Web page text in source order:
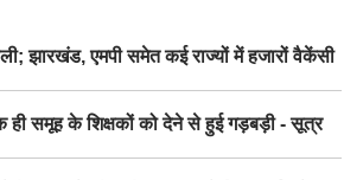
झारखंड, एमपी समेत कई राज्यों में हजारों वैकेंसी
समूह के शिक्षकों को देने से हुई गड़बड़ी - सूत्र